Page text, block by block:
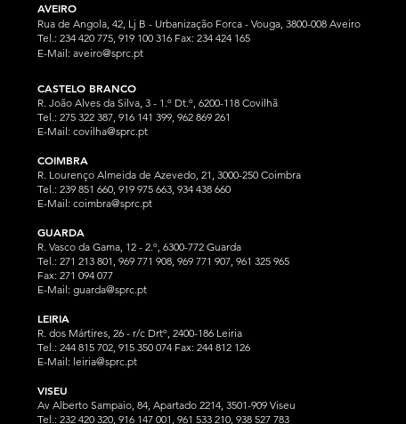
AVEIRO
Rua de Angola, 42, Lj B - Urbanização Forca - Vouga, 3800-008 Aveiro
Tel.: 234 420 775, 919 100 316 Fax: 234 424 165
E-Mail: aveiro@sprc.pt
CASTELO BRANCO
R. João Alves da Silva, 3 - 1.º Dt.º, 6200-118 Covilhã
Tel.: 275 322 387, 916 141 399, 962 869 261
E-Mail: covilha@sprc.pt
COIMBRA
R. Lourenço Almeida de Azevedo, 21, 3000-250 Coimbra
Tel.: 239 851 660, 919 975 663, 934 438 660
E-Mail: coimbra@sprc.pt
GUARDA
R. Vasco da Gama, 12 - 2.º, 6300-772 Guarda
Tel.: 271 213 801, 969 771 908, 969 771 907, 961 325 965
Fax: 271 094 077
E-Mail: guarda@sprc.pt
LEIRIA
R. dos Mártires, 26 - r/c Drtº, 2400-186 Leiria
Tel.: 244 815 702, 915 350 074 Fax: 244 812 126
E-Mail: leiria@sprc.pt
VISEU
Av Alberto Sampaio, 84, Apartado 2214, 3501-909 Viseu
Tel.: 232 420 320, 916 147 001, 961 533 210, 938 527 783